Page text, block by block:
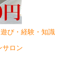
び・経験・知識
サロン